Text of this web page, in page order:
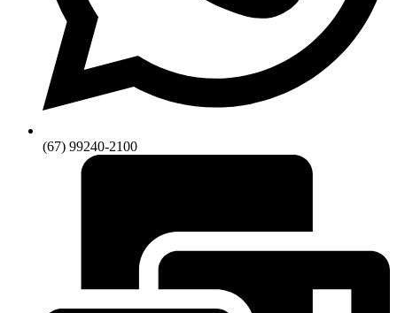
(67) 99240-2100